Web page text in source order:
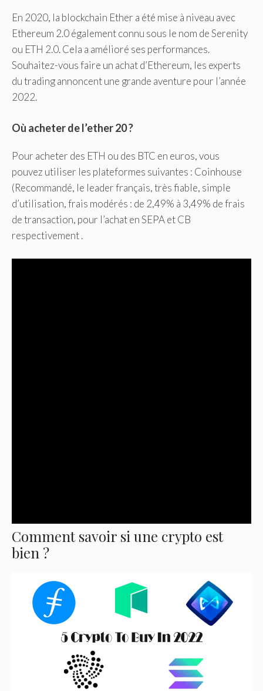
En 2020, la blockchain Ether a été mise à niveau avec
Ethereum 2.0 également connu sous le nom de Serenity
ou ETH 2.0. Cela a amélioré ses performances.
Souhaitez-vous faire un achat d’Ethereum, les experts
du trading annoncent une grande aventure pour l’année
2022.
Où acheter de l’ether 20 ?
Pour acheter des ETH ou des BTC en euros, vous
pouvez utiliser les plateformes suivantes : Coinhouse
(Recommandé, le leader français, très fiable, simple
d’utilisation, frais modérés : de 2,49% à 3,49% de frais
de transaction, pour l’achat en SEPA et CB
respectivement .
Comment savoir si une crypto est
bien ?